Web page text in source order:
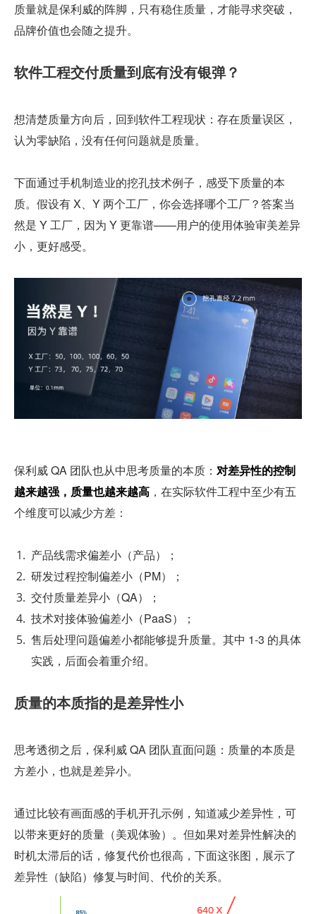
质量就是保利威的阵脚，只有稳住质量，才能寻求突破，
品牌价值也会随之提升。
软件工程交付质量到底有没有银弹？
想清楚质量方向后，回到软件工程现状：存在质量误区，
认为零缺陷，没有任何问题就是质量。
下面通过手机制造业的挖孔技术例子，感受下质量的本
质。假设有 X、Y 两个工厂，你会选择哪个工厂？答案当
然是 Y 工厂，因为 Y 更靠谱——用户的使用体验审美差异
小，更好感受。
保利威 QA 团队也从中思考质量的本质： 对差异性的控制
越来越强，质量也越来越高 ，在实际软件工程中至少有五
个维度可以减少方差：
产品线需求偏差小（产品）；
研发过程控制偏差小（PM）；
交付质量差异小（QA）；
技术对接体验偏差小（PaaS）；
售后处理问题偏差小都能够提升质量。其中 1-3 的具体
实践，后面会着重介绍。
质量的本质指的是差异性小
思考透彻之后，保利威 QA 团队直面问题：质量的本质是
方差小，也就是差异小。
通过比较有画面感的手机开孔示例，知道减少差异性，可
以带来更好的质量（美观体验）。但如果对差异性解决的
时机太滞后的话，修复代价也很高，下面这张图，展示了
差异性（缺陷）修复与时间、代价的关系。